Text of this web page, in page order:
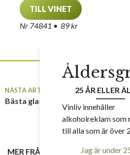
TILL VINET
Nr 74841 • 89 kr
NÄSTA ARTIKEL
Bästa glaset till bubbelvin
MER FRÅN UNCATEGORIZED
25 ÅR ELLER
Vinliv innehåller
alkoholreklam som
till alla som är över
Jag är under